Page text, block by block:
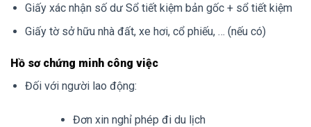
Giấy xác nhận số dư Sổ tiết kiệm bản gốc + sổ tiết kiệm
Giấy tờ sở hữu nhà đất, xe hơi, cổ phiếu, … (nếu có)
Hồ sơ chứng minh công việc
Đối với người lao động:
Đơn xin nghỉ phép đi du lịch